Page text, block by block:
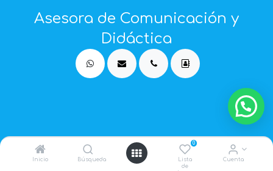
Inicio Búsqueda
0
Lista
de
Cuenta
Asesora de Comunicación y
Didáctica
Trabajamos para mejorar la